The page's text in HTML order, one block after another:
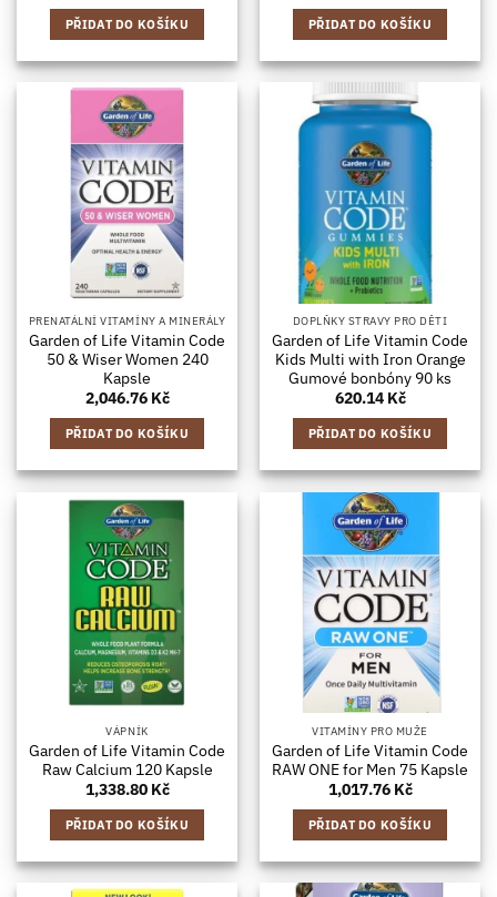
PŘIDAT DO KOŠÍKU PŘIDAT DO KOŠÍKU
PRENATÁLNÍ VITAMÍNY A MINERÁLY
Garden of Life Vitamin Code
50 & Wiser Women 240
Kapsle
2,046.76 Kč
PŘIDAT DO KOŠÍKU
DOPLŇKY STRAVY PRO DĚTI
Garden of Life Vitamin Code
Kids Multi with Iron Orange
Gumové bonbóny 90 ks
620.14 Kč
PŘIDAT DO KOŠÍKU
VÁPNÍK
Garden of Life Vitamin Code
Raw Calcium 120 Kapsle
1,338.80 Kč
PŘIDAT DO KOŠÍKU
VITAMÍNY PRO MUŽE
Garden of Life Vitamin Code
RAW ONE for Men 75 Kapsle
1,017.76 Kč
PŘIDAT DO KOŠÍKU